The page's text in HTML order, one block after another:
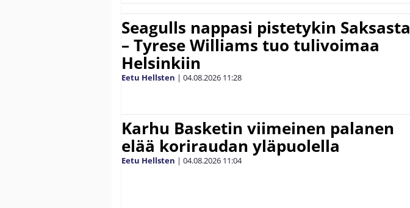
Seagulls nappasi pistetykin Saksasta
– Tyrese Williams tuo tulivoimaa
Helsinkiin
Eetu Hellsten | 04.08.2026 11:28
Karhu Basketin viimeinen palanen
elää koriraudan yläpuolella
Eetu Hellsten | 04.08.2026 11:04